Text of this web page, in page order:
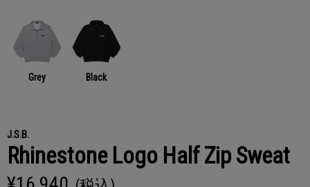
Grey Black
J.S.B.
Rhinestone Logo Half Zip Sweat